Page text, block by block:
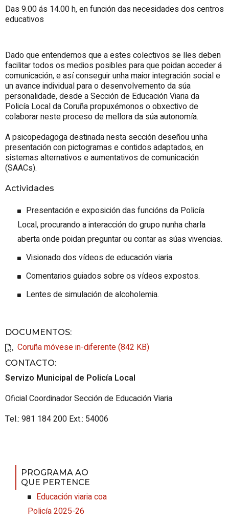
Das 9.00 ás 14.00 h, en función das necesidades dos centros
educativos
Dado que entendemos que a estes colectivos se lles deben
facilitar todos os medios posibles para que poidan acceder á
comunicación, e así conseguir unha maior integración social e
un avance individual para o desenvolvemento da súa
personalidade, desde a Sección de Educación Viaria da
Policía Local da Coruña propuxémonos o obxectivo de
colaborar neste proceso de mellora da súa autonomía.
A psicopedagoga destinada nesta sección deseñou unha
presentación con pictogramas e contidos adaptados, en
sistemas alternativos e aumentativos de comunicación
(SAACs).
Actividades
Presentación e exposición das funcións da Policía
Local, procurando a interacción do grupo nunha charla
aberta onde poidan preguntar ou contar as súas vivencias.
Visionado dos vídeos de educación viaria.
Comentarios guiados sobre os vídeos expostos.
Lentes de simulación de alcoholemia.
DOCUMENTOS:
Coruña móvese in-diferente (842 KB)
CONTACTO:
Servizo Municipal de Policía Local
Oficial Coordinador Sección de Educación Viaria
Tel.: 981 184 200 Ext.: 54006
PROGRAMA AO
QUE PERTENCE
Educación viaria coa
Policía 2025-26